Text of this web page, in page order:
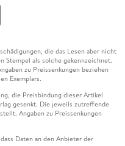
die das Lesen aber nicht
Stempel als solche gekennzeichnet.
zu Preissenkungen beziehen
Exemplars.
die Preisbindung dieser Artikel
gesenkt. Die jeweils zutreffende
Angaben zu Preissenkungen
Daten an den Anbieter der